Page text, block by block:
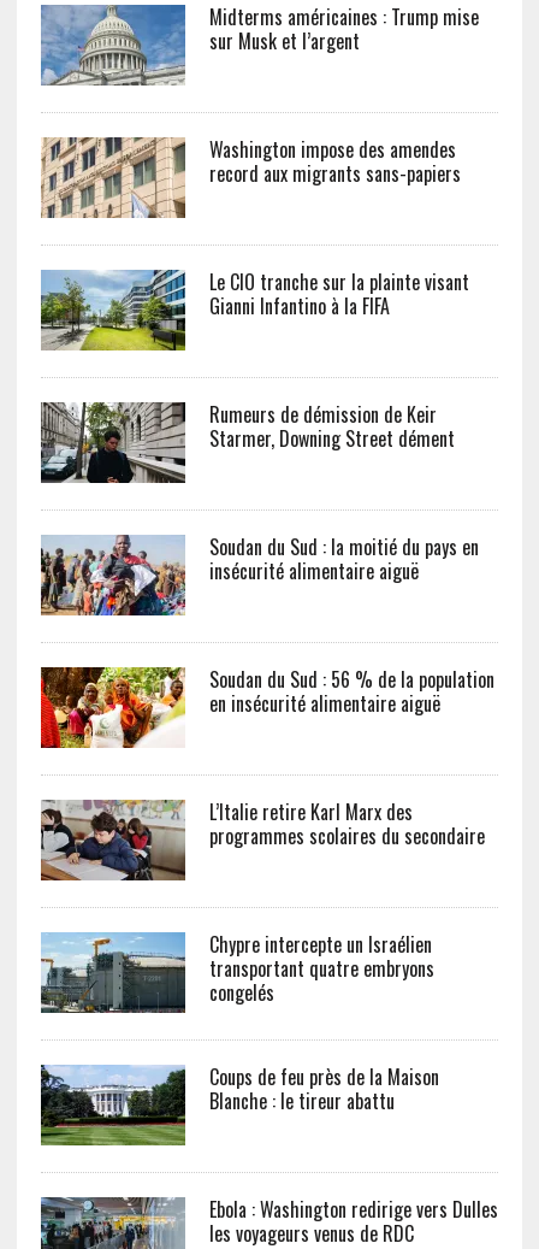
Midterms américaines : Trump mise
sur Musk et l’argent
Washington impose des amendes
record aux migrants sans-papiers
Le CIO tranche sur la plainte visant
Gianni Infantino à la FIFA
Rumeurs de démission de Keir
Starmer, Downing Street dément
Soudan du Sud : la moitié du pays en
insécurité alimentaire aiguë
Soudan du Sud : 56 % de la population
en insécurité alimentaire aiguë
L’Italie retire Karl Marx des
programmes scolaires du secondaire
Chypre intercepte un Israélien
transportant quatre embryons
congelés
Coups de feu près de la Maison
Blanche : le tireur abattu
Ebola : Washington redirige vers Dulles
les voyageurs venus de RDC